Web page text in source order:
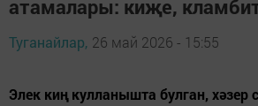
атамалары: киҗе,
Туганайлар, 26 май 2026 - 15:55
Элек киң кулланышта булган, хәзер